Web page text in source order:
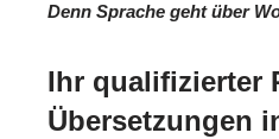
Denn Sprache geht über
Ihr qualifizierter
Übersetzungen